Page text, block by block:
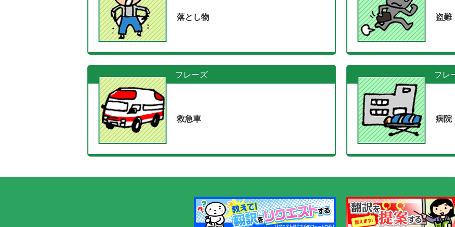
落とし物 盗難
フレーズ
救急車
フレ
病院